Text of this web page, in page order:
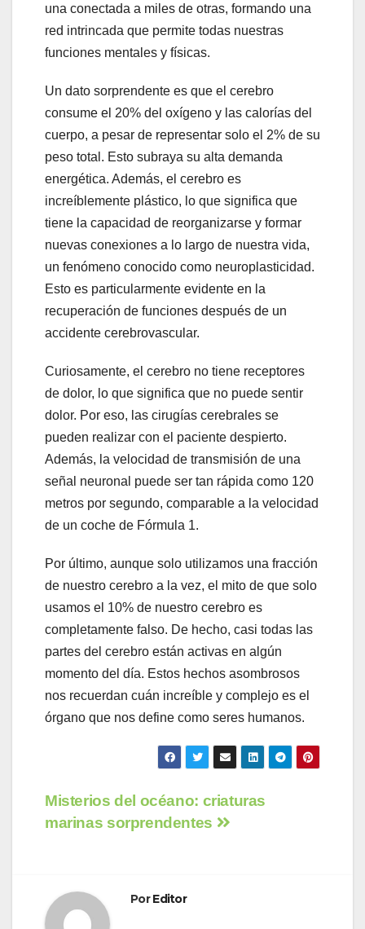
una conectada a miles de otras, formando una
red intrincada que permite todas nuestras
funciones mentales y físicas.
Un dato sorprendente es que el cerebro
consume el 20% del oxígeno y las calorías del
cuerpo, a pesar de representar solo el 2% de su
peso total. Esto subraya su alta demanda
energética. Además, el cerebro es
increíblemente plástico, lo que significa que
tiene la capacidad de reorganizarse y formar
nuevas conexiones a lo largo de nuestra vida,
un fenómeno conocido como neuroplasticidad.
Esto es particularmente evidente en la
recuperación de funciones después de un
accidente cerebrovascular.
Curiosamente, el cerebro no tiene receptores
de dolor, lo que significa que no puede sentir
dolor. Por eso, las cirugías cerebrales se
pueden realizar con el paciente despierto.
Además, la velocidad de transmisión de una
señal neuronal puede ser tan rápida como 120
metros por segundo, comparable a la velocidad
de un coche de Fórmula 1.
Por último, aunque solo utilizamos una fracción
de nuestro cerebro a la vez, el mito de que solo
usamos el 10% de nuestro cerebro es
completamente falso. De hecho, casi todas las
partes del cerebro están activas en algún
momento del día. Estos hechos asombrosos
nos recuerdan cuán increíble y complejo es el
órgano que nos define como seres humanos.
Navegación
Misterios del océano: criaturas
marinas sorprendentes
PorEditor